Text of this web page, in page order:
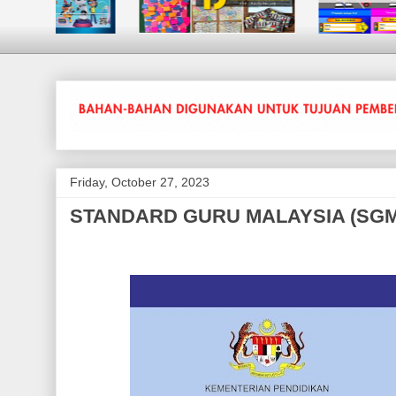
Friday, October 27, 2023
STANDARD GURU MALAYSIA